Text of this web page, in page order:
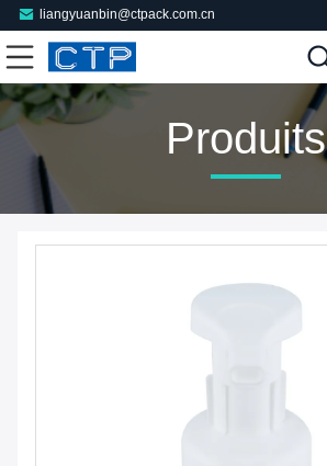
liangyuanbin@ctpack.com.cn
Produits